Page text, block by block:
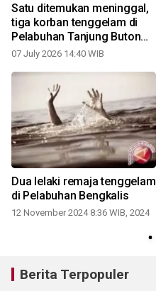
Satu ditemukan meninggal,
tiga korban tenggelam di
Pelabuhan Tanjung Buton
Siak masih dicari
07 July 2026 14:40 WIB
Dua lelaki remaja tenggelam
di Pelabuhan Bengkalis
12 November 2024 8:36 WIB, 2024
Berita Terpopuler